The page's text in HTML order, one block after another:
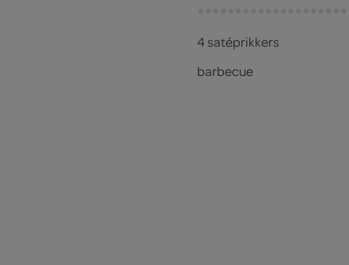
4 satéprikkers
barbecue